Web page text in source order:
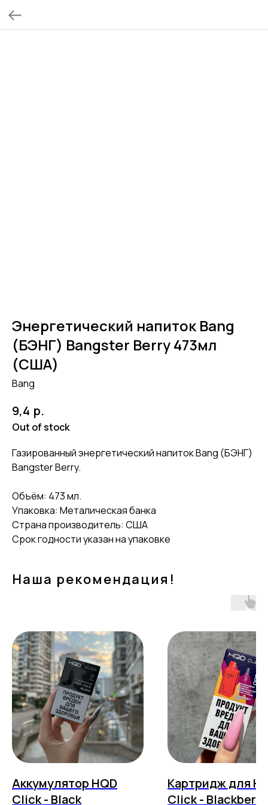
Энергетический напиток Bang
(БЭНГ) Bangster Berry 473мл
(США)
Bang
9,4 р.
Out of stock
Газированный энергетический напиток Bang (БЭНГ)
Bangster Berry.
Объём: 473 мл.
Упаковка: Металическая банка
Страна производитель: США
Срок годности указан на упаковке
Наша рекомендация!
Аккумулятор HQD
Click - Black
Картридж для
Click - Blackberry